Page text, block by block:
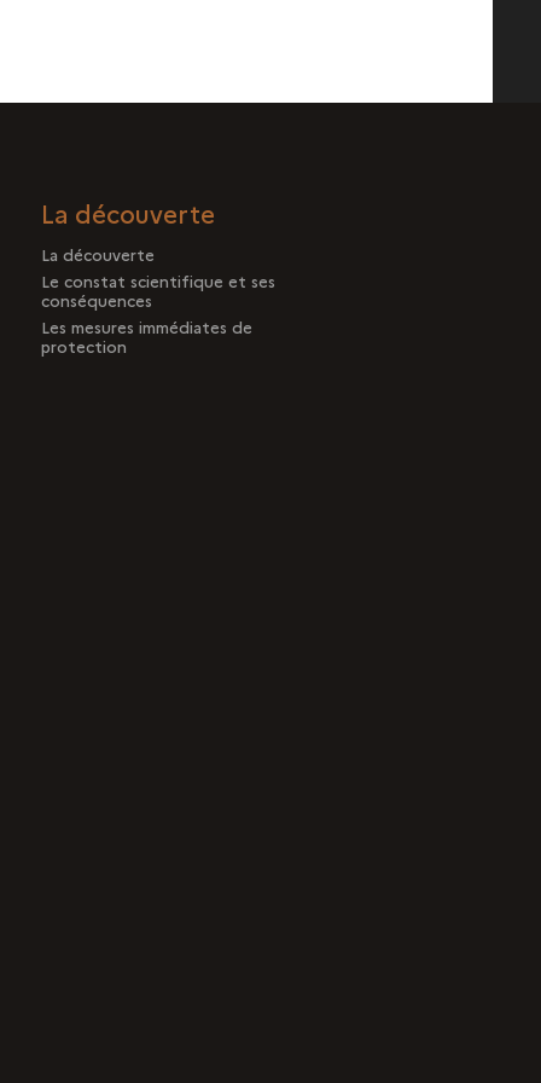
La découverte
La découverte
Le constat scientifique et ses
conséquences
Les mesures immédiates de
protection